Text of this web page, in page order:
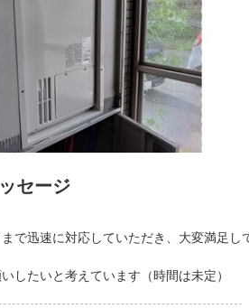
セージ
で迅速に対応していただき、大変満足し
したいと考えています（時間は未定）